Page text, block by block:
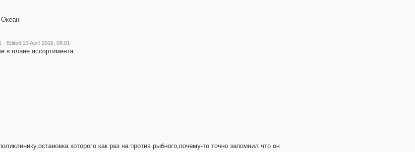
· Edited 23 April 2016, 08:01
в плане ассортимента.
которого как раз на против рыбного,почему-то точно запомнил что он